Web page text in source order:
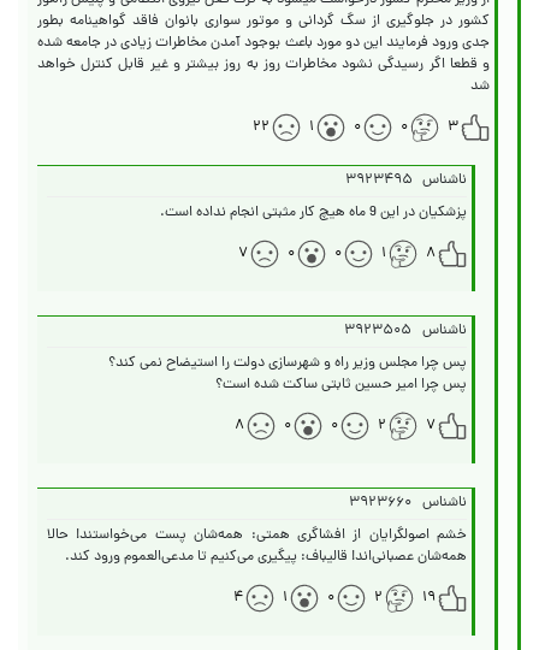
کشور در جلوگیری از سگ گردانی و موتور سواری بانوان فاقد گواهینامه بطور
جدی ورود فرمایند این دو مورد باعث بوجود آمدن مخاطرات زیادی در جامعه شده
و قطعا اگر رسیدگی نشود مخاطرات روز به روز بیشتر و غیر قابل کنترل خواهد
شد
۳
۰ ۰ ۱ ۲۲
ناشناس ۳۹۲۳۴۹۵
پزشکیان در این 9 ماه هیچ کار مثبتی انجام نداده است.
۸
۱ ۰ ۰ ۷
ناشناس ۳۹۲۳۵۰۵
پس چرا امیر حسین ثابتی ساکت شده است؟
۷
۲ ۰ ۰ ۸
ناشناس ۳۹۲۳۶۶۰
خشم اصولگرایان از افشاگری همتی: همه‌شان پست می‌خواستند! حالا
همه‌شان عصبانی‌اند! قالیباف: پیگیری می‌کنیم تا مدعی‌العموم ورود کند.
۱۹
۲ ۰ ۱ ۴